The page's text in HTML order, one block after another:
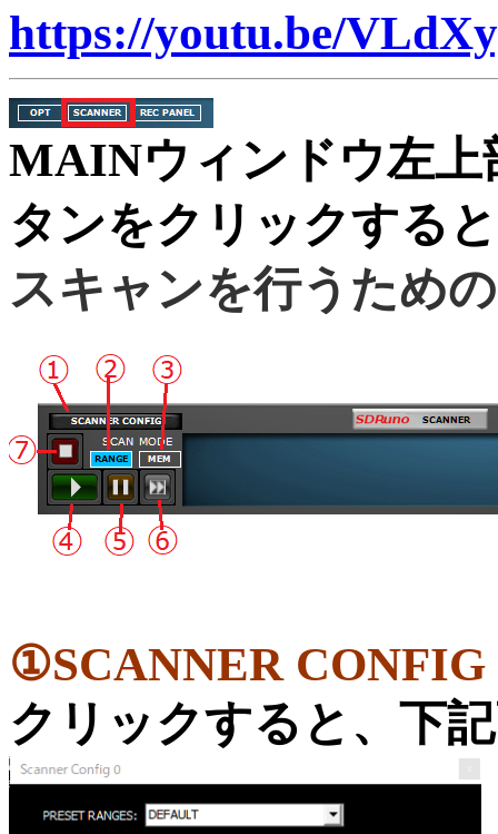
https://youtu.be/
MAINウィンドウ左上
タンをクリックする
スキャンを行うため
①SCANNER CONFIG
クリックすると、下